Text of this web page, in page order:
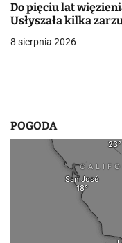
s
u
Do pięciu lat
Usłyszała kilka
8 sierpnia 2026
POGODA